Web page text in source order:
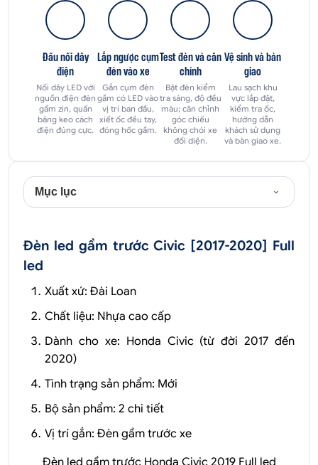
Đấu nối dây
điện
Nối dây LED với
nguồn điện đèn
gầm zin, quấn
băng keo cách
điện đúng cực.
Lắp ngược cụm
đèn vào xe
Gắn cụm đèn
gầm có LED vào
vị trí ban đầu,
xiết ốc đều tay,
đóng hốc gầm.
Test đèn và căn
chỉnh
Bật đèn kiểm
tra sáng, độ đều
màu; căn chỉnh
góc chiếu
không chói xe
đối diện.
Vệ sinh và bàn
giao
Lau sạch khu
vực lắp đặt,
kiểm tra ốc,
hướng dẫn
khách sử dụng
và bàn giao xe.
Mục lục
Đèn led gầm trước Civic [2017-2020] Full
led
Xuất xứ: Đài Loan
Chất liệu: Nhựa cao cấp
Dành cho xe: Honda Civic (từ đời 2017 đến
2020)
Tình trạng sản phẩm: Mới
Bộ sản phẩm: 2 chi tiết
Vị trí gắn: Đèn gầm trước xe
Đèn led gầm trước Honda Civic 2019 Full led